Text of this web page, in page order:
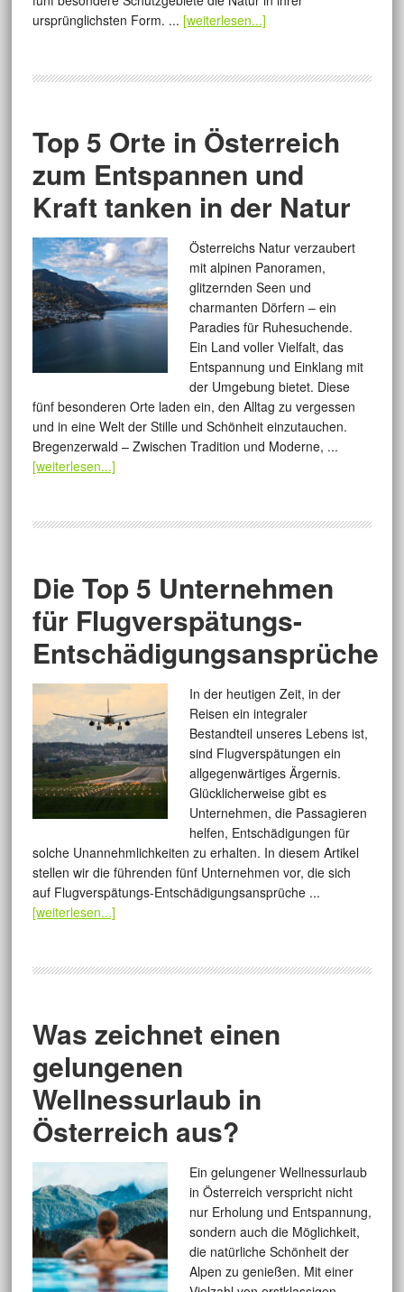
ursprünglichsten Form. ... [weiterlesen...]
Top 5 Orte in Österreich
zum Entspannen und
Kraft tanken in der Natur
Österreichs Natur verzaubert
mit alpinen Panoramen,
glitzernden Seen und
charmanten Dörfern – ein
Paradies für Ruhesuchende.
Ein Land voller Vielfalt, das
Entspannung und Einklang mit
der Umgebung bietet. Diese
fünf besonderen Orte laden ein, den Alltag zu vergessen
und in eine Welt der Stille und Schönheit einzutauchen.
Bregenzerwald – Zwischen Tradition und Moderne, ...
[weiterlesen...]
Die Top 5 Unternehmen
für Flugverspätungs-
Entschädigungsansprüche
In der heutigen Zeit, in der
Reisen ein integraler
Bestandteil unseres Lebens ist,
sind Flugverspätungen ein
allgegenwärtiges Ärgernis.
Glücklicherweise gibt es
Unternehmen, die Passagieren
helfen, Entschädigungen für
solche Unannehmlichkeiten zu erhalten. In diesem Artikel
stellen wir die führenden fünf Unternehmen vor, die sich
auf Flugverspätungs-Entschädigungsansprüche ...
[weiterlesen...]
Was zeichnet einen
gelungenen
Wellnessurlaub in
Österreich aus?
Ein gelungener Wellnessurlaub
in Österreich verspricht nicht
nur Erholung und Entspannung,
sondern auch die Möglichkeit,
die natürliche Schönheit der
Alpen zu genießen. Mit einer